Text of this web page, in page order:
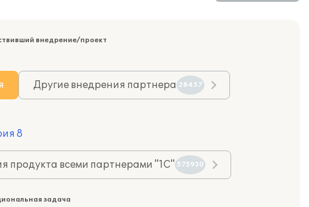
внедрение/проект
Другие внедрения партнера 28457
8
продукта всеми партнерами "1С" 575930
задача